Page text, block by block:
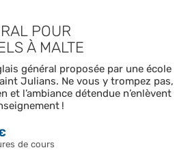
POUR
À MALTE
général proposée par une école
Julians. Ne vous y trompez pas,
et l’ambiance détendue n’enlèvent
!
de cours